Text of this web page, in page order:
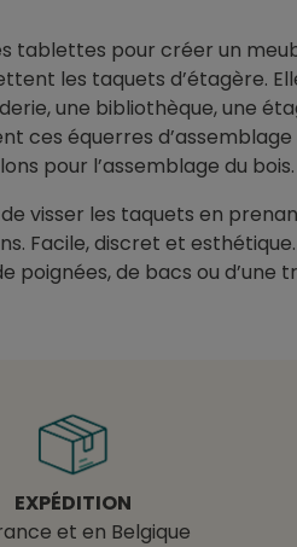
tablettes pour créer un
les taquets d’étagère.
une bibliothèque, une
ces équerres
pour l’assemblage du bois.
visser les taquets en
Facile, discret et
de bacs ou d’une
EXPÉDITION
et en Belgique